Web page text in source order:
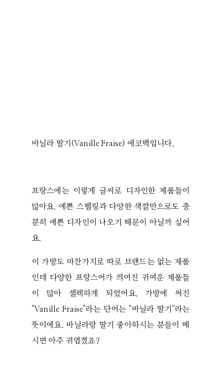
바닐라 딸기(Vanille Fraise) 에코백입니다.
프랑스에는 이렇게 글씨로 디자인한 제품들이
많아요. 예쁜 스펠링과 다양한 색깔만으로도 충
분히 예쁜 디자인이 나오기 때문이 아닐까 싶어
요.
이 가방도 마찬가지로 따로 브랜드는 없는 제품
인데 다양한 프랑스어가 씌여진 귀여운 제품들
이 많아 셀렉하게 되었어요. 가방에 써진
"Vanille Fraise"라는 단어는 "바닐라 딸기"라는
뜻이에요. 바닐라랑 딸기 좋아하시는 분들이 메
시면 아주 귀엽겠죠?